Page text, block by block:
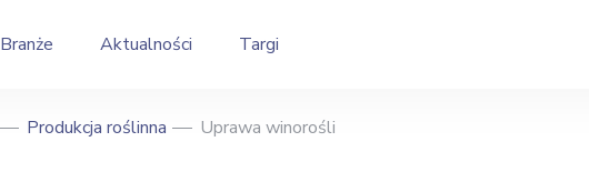
Branże Aktualności Targi
Produkcja roślinna Uprawa winorośli